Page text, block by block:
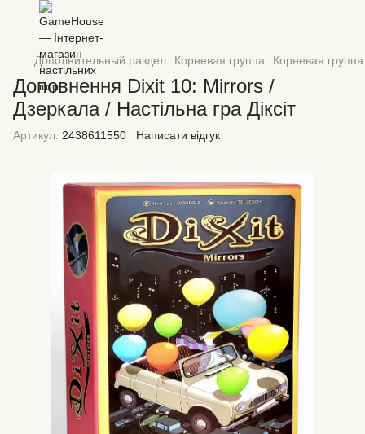
Дополнительный раздел Корневая группа Корневая
Доповнення Dixit 10: Mirrors /
Дзеркала / Настільна гра Діксіт
Артикул: 2438611550 Написати відгук